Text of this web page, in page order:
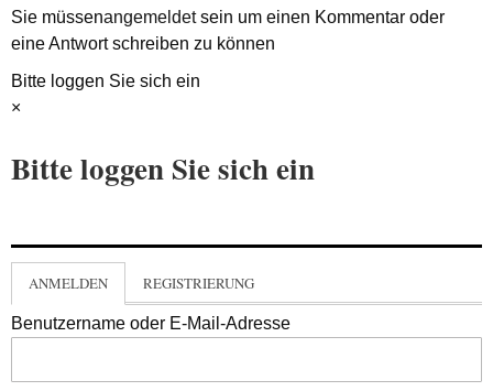
Sie müssenangemeldetsein um einen Kommentar oder
eine Antwort schreiben zu können
Bitte loggen Sie sich ein
×
Bitte loggen Sie sich ein
ANMELDEN REGISTRIERUNG
Benutzername oder E-Mail-Adresse